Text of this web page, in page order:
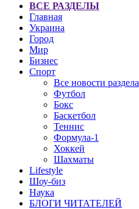
ВСЕ РАЗДЕЛЫ
Главная
Украина
Город
Мир
Бизнес
Спорт
Все новости раздела
Футбол
Бокс
Баскетбол
Теннис
Формула-1
Хоккей
Шахматы
Lifestyle
Шоу-биз
Наука
БЛОГИ ЧИТАТЕЛЕЙ